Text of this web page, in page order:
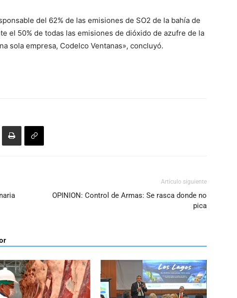
del 62% de las emisiones de SO2 de la bahía de
el 50% de todas las emisiones de dióxido de azufre de la
sola empresa, Codelco Ventanas», concluyó.
Artículo siguiente
OPINION: Control de Armas: Se rasca donde no
pica